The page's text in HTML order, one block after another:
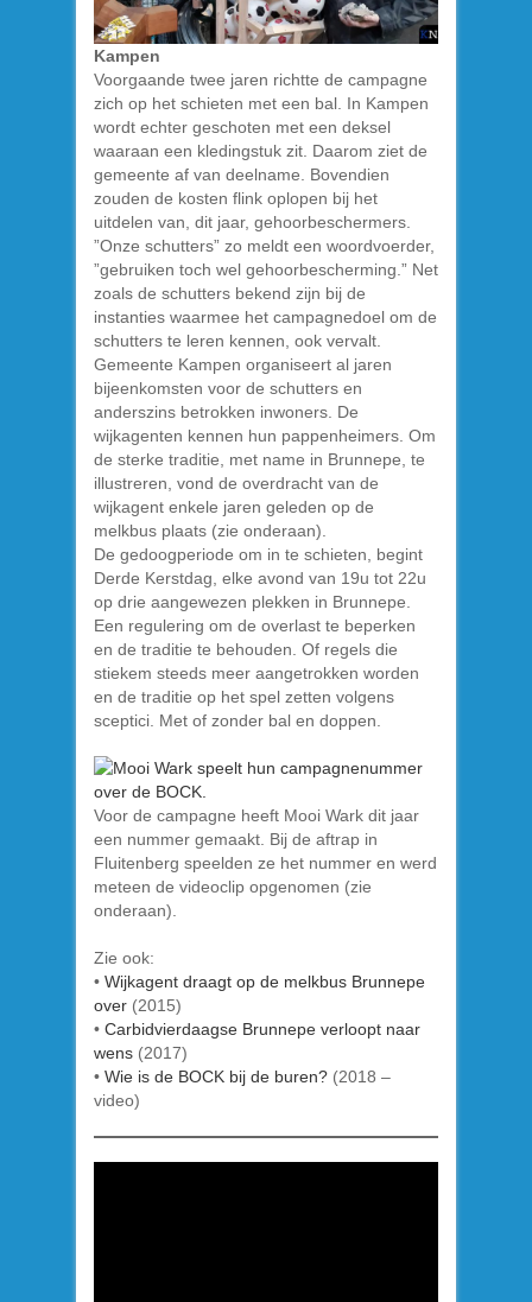
Kampen
Voorgaande twee jaren richtte de campagne
zich op het schieten met een bal. In Kampen
wordt echter geschoten met een deksel
waaraan een kledingstuk zit. Daarom ziet de
gemeente af van deelname. Bovendien
zouden de kosten flink oplopen bij het
uitdelen van, dit jaar, gehoorbeschermers.
”Onze schutters” zo meldt een woordvoerder,
”gebruiken toch wel gehoorbescherming.” Net
zoals de schutters bekend zijn bij de
instanties waarmee het campagnedoel om de
schutters te leren kennen, ook vervalt.
Gemeente Kampen organiseert al jaren
bijeenkomsten voor de schutters en
anderszins betrokken inwoners. De
wijkagenten kennen hun pappenheimers. Om
de sterke traditie, met name in Brunnepe, te
illustreren, vond de overdracht van de
wijkagent enkele jaren geleden op de
melkbus plaats (zie onderaan).
De gedoogperiode om in te schieten, begint
Derde Kerstdag, elke avond van 19u tot 22u
op drie aangewezen plekken in Brunnepe.
Een regulering om de overlast te beperken
en de traditie te behouden. Of regels die
stiekem steeds meer aangetrokken worden
en de traditie op het spel zetten volgens
sceptici. Met of zonder bal en doppen.
Voor de campagne heeft Mooi Wark dit jaar
een nummer gemaakt. Bij de aftrap in
Fluitenberg speelden ze het nummer en werd
meteen de videoclip opgenomen (zie
onderaan).
Zie ook:
• Wijkagent draagt op de melkbus Brunnepe
over (2015)
• Carbidvierdaagse Brunnepe verloopt naar
wens (2017)
• Wie is de BOCK bij de buren? (2018 –
video)